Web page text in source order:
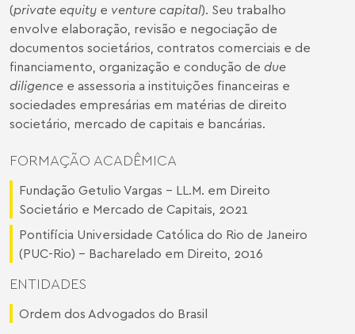
(private equity e venture capital). Seu trabalho
envolve elaboração, revisão e negociação de
documentos societários, contratos comerciais e de
financiamento, organização e condução de due
diligence e assessoria a instituições financeiras e
sociedades empresárias em matérias de direito
societário, mercado de capitais e bancárias.
FORMAÇÃO ACADÊMICA
Fundação Getulio Vargas – LL.M. em Direito
Societário e Mercado de Capitais, 2021
Pontifícia Universidade Católica do Rio de Janeiro
(PUC-Rio) – Bacharelado em Direito, 2016
ENTIDADES
Ordem dos Advogados do Brasil